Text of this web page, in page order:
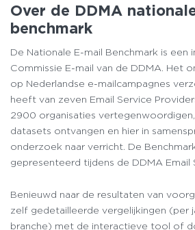
Over de DDMA
benchmark
De Nationale E-mail Benchmark is een
Commissie E-mail van de DDMA. Het
op Nederlandse e-mailcampagnes
heeft van zeven Email Service
2900 organisaties
datasets ontvangen en hier in
onderzoek naar verricht. De
gepresenteerd tijdens de DDMA Email
Benieuwd naar de resultaten van
zelf gedetailleerde vergelijkingen (per
branche) met de interactieve tool of